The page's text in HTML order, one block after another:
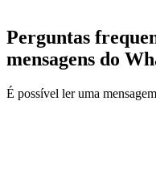
Perguntas
mensagens do
É possível ler uma